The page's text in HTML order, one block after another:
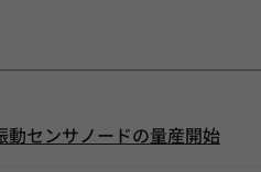
センサノードの量産開始